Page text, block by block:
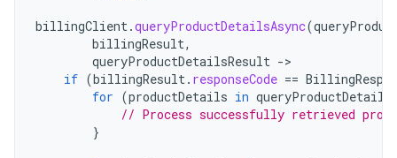
billingClient.queryProductDetailsAsync(
billingResult,
queryProductDetailsResult -
if (billingResult. responseCode ==
for (productDetails in
// Process successfully retrieved
}